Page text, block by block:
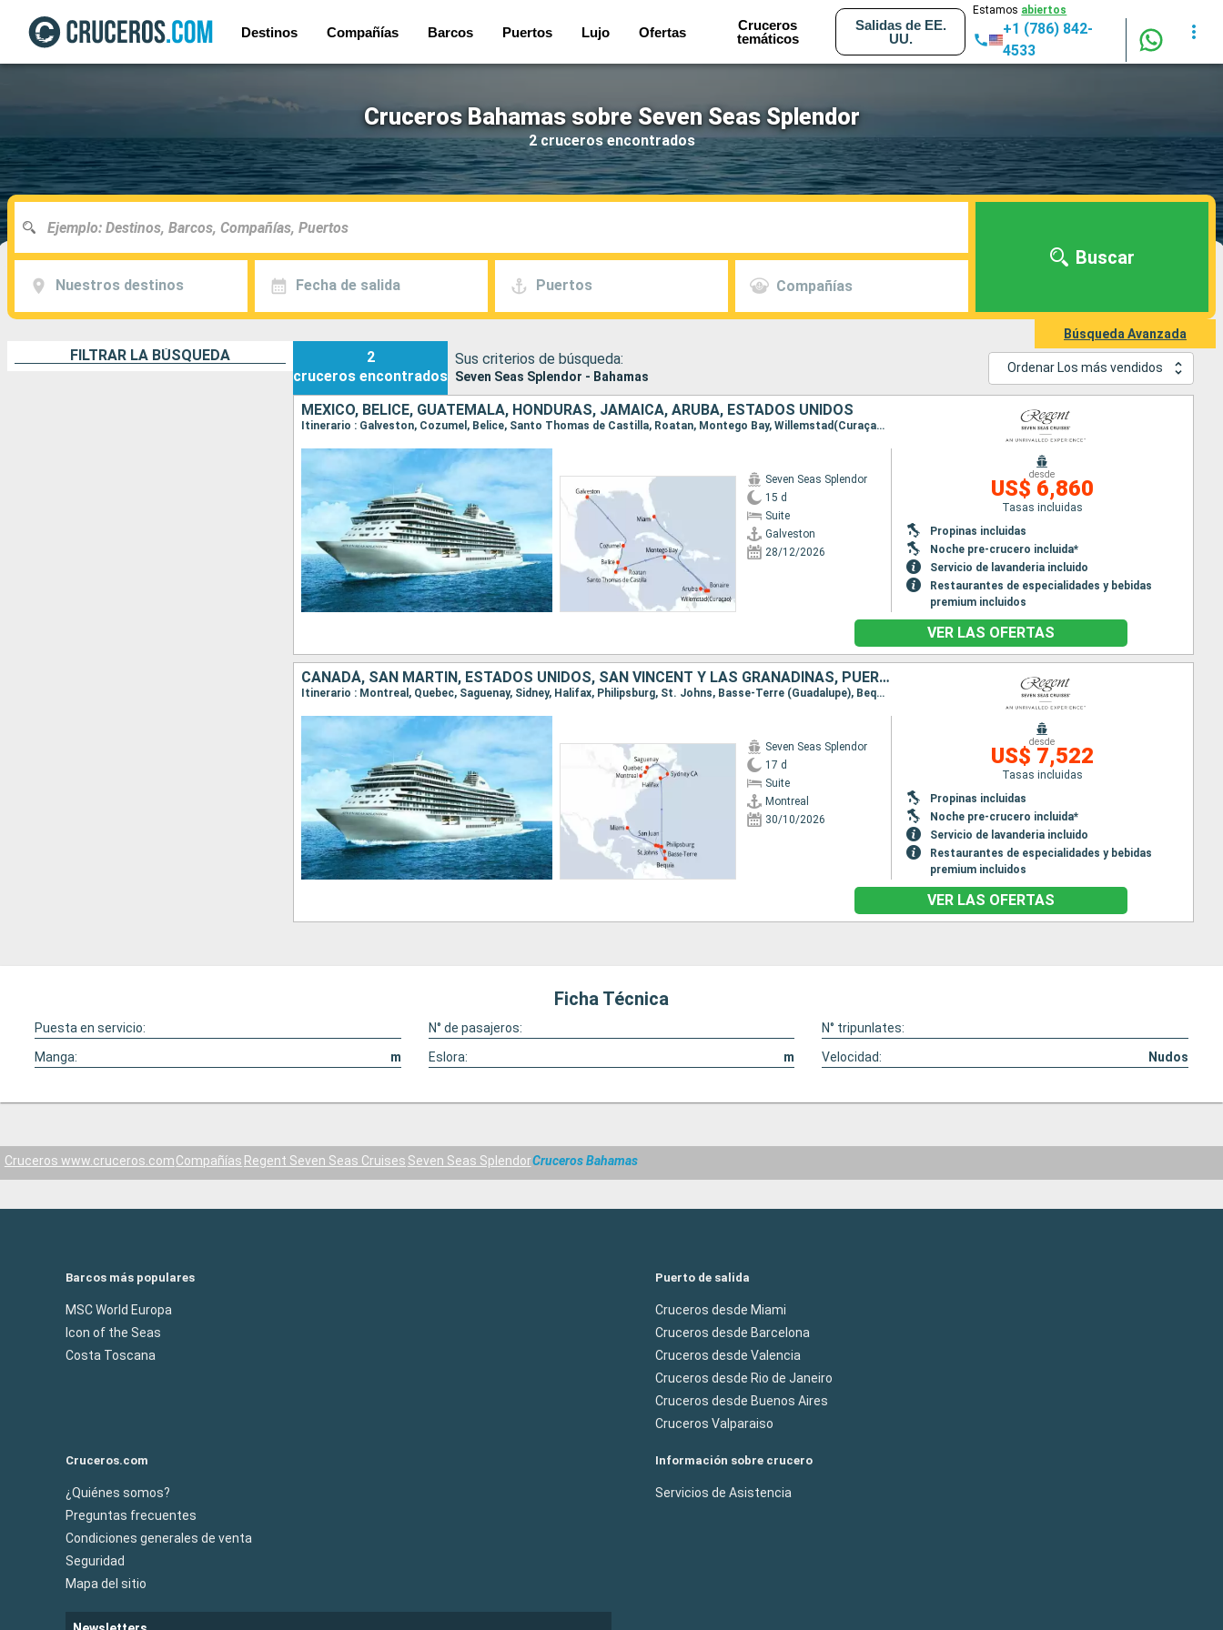
Destinos Compañías Barcos Puertos Lujo Ofertas
Cruceros
temáticos
Salidas de EE.
UU.
Estamos abiertos
+1 (786) 842-
4533
Cruceros Bahamas sobre Seven Seas Splendor
2 cruceros encontrados
Nuestros destinos Fecha de salida Puertos Compañías
Buscar
Búsqueda Avanzada
FILTRAR LA BÚSQUEDA
2
cruceros encontrados
Sus criterios de búsqueda:
Seven Seas Splendor - Bahamas
Ordenar Los más vendidos
MÉXICO, BELICE, GUATEMALA, HONDURAS, JAMAICA, ARUBA, ESTADOS UNIDOS
Itinerario : Galveston, Cozumel, Belice, Santo Thomas de Castilla, Roatan, Montego Bay, Willemstad(Curaçao), Aruba, Bonaire, Miami
Seven Seas Splendor
15 d
Suite
Galveston
28/12/2026
desde
US$ 6,860
Tasas incluidas
Propinas incluidas
Noche pre-crucero incluida*
Servicio de lavanderia incluido
Restaurantes de especialidades y bebidas
premium incluidos
VER LAS OFERTAS
CANADÁ, SAN MARTÍN, ESTADOS UNIDOS, SAN VINCENT Y LAS GRANADINAS, PUERTO RICO
Itinerario : Montreal, Quebec, Saguenay, Sidney, Halifax, Philipsburg, St. Johns, Basse-Terre (Guadalupe), Bequia, San Juan, Miami
Seven Seas Splendor
17 d
Suite
Montreal
30/10/2026
desde
US$ 7,522
Tasas incluidas
Propinas incluidas
Noche pre-crucero incluida*
Servicio de lavanderia incluido
Restaurantes de especialidades y bebidas
premium incluidos
VER LAS OFERTAS
Ficha Técnica
Puesta en servicio: N° de pasajeros:
N° tripunlates:
Manga:
m Eslora: m Velocidad: Nudos
Cruceros www.cruceros.comCompañías Regent Seven Seas Cruises Seven Seas SplendorCruceros Bahamas
Barcos más populares
MSC World Europa
Icon of the Seas
Costa Toscana
Puerto de salida
Cruceros desde Miami
Cruceros desde Barcelona
Cruceros desde Valencia
Cruceros desde Rio de Janeiro
Cruceros desde Buenos Aires
Cruceros Valparaiso
Cruceros.com
¿Quiénes somos?
Preguntas frecuentes
Condiciones generales de venta
Seguridad
Mapa del sitio
Información sobre crucero
Servicios de Asistencia